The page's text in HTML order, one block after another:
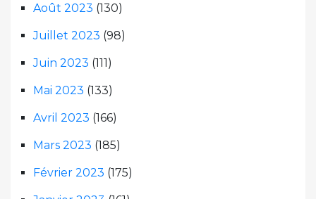
Août 2023 (130)
Juillet 2023 (98)
Juin 2023 (111)
Mai 2023 (133)
Avril 2023 (166)
Mars 2023 (185)
Février 2023 (175)